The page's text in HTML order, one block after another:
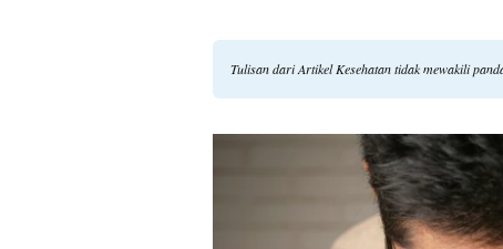
Tulisan dari Artikel Kesehatan tidak mewakili